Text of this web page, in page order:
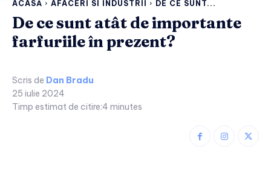
ACASĂ AFACERI SI INDUSTRII DE CE SUNT...
De ce sunt atât de importante
farfuriile în prezent?
Scris de Dan Bradu
25 iulie 2024
Timp estimat de citire:4 minutes